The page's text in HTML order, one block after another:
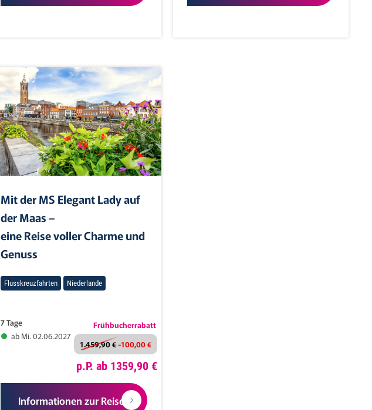
Mit der MS Elegant Lady auf
der Maas –
eine Reise voller Charme und
Genuss
Flusskreuzfahrten Niederlande
7 Tage
ab Mi. 02.06.2027
Frühbucherrabatt
1.459,90 €-100,00 €
p.P. ab 1359,90 €
Informationen zur Reise